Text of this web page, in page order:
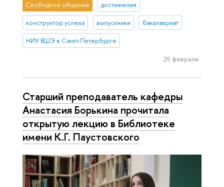
Свободное общение достижения
конструктор успеха выпускники бакалавриат
НИУ ВШЭ в Санкт-Петербурге
25 февраля
Старший преподаватель кафедры
Анастасия Борькина прочитала
открытую лекцию в Библиотеке
имени К.Г. Паустовского